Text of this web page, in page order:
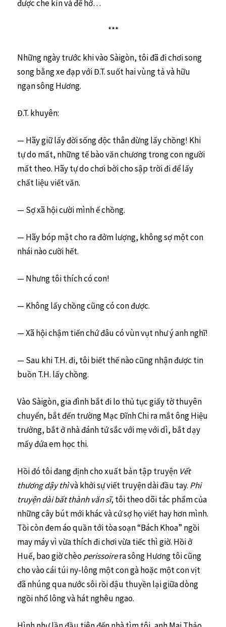
được che kín và để hở…
***
Những ngày trước khi vào Sàigòn, tôi đã đi chơi song
song bằng xe đạp với Đ.T. suốt hai vùng tả và hữu
ngạn sông Hương.
Đ.T. khuyên:
— Hãy giữ lấy đời sống độc thân đừng lấy chồng! Khi
tự do mất, những tế bào văn chương trong con người
mất theo. Hãy tự do chơi bời cho sập trời đi để lấy
chất liệu viết văn.
— Sợ xã hội cười mình ế chồng.
— Hãy bóp mật cho ra đởm lượng, không sợ một con
nhái nào cười hết.
— Nhưng tôi thích có con!
— Không lấy chồng cũng có con được.
— Xã hội chậm tiến chứ đâu có vùn vụt như ý anh nghĩ!
— Sau khi T.H. đi, tôi biết thế nào cũng nhận được tin
buồn T.H. lấy chồng.
Vào Sàigòn, gia đình bắt đi lo thủ tục giấy tờ thuyên
chuyển, bắt đến trường Mạc Đĩnh Chi ra mắt ông Hiệu
trưởng, bắt ở nhà đánh tứ sắc với mẹ với dì, bắt dạy
mấy đứa em học thi.
Hồi đó tôi đang định cho xuất bản tập truyện Vết
thương dậy thìvà khởi sự viết truyện dài đầu tay. Phi
truyện dài bất thành văn sĩ, tôi theo dõi tác phẩm của
những cây bút mới khác và cứ sợ họ viết hay hơn mình.
Tồi còn đem áo quần tới tòa soạn “Bách Khoa” ngồi
may máy vì vừa thích đi chơi vừa tiếc thì giờ. Hồi ở
Huế, bao giờ chèoperissoirera sông Hương tôi cũng
cho vào cái túi ny-lông một con gà hoặc một con vịt
đã nhúng qua nước sôi rồi đậu thuyền lại giữa dòng
ngồi nhổ lông và hát nghêu ngao.